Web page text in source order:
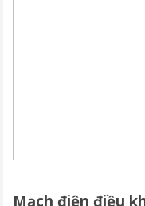
Mạch điện điều